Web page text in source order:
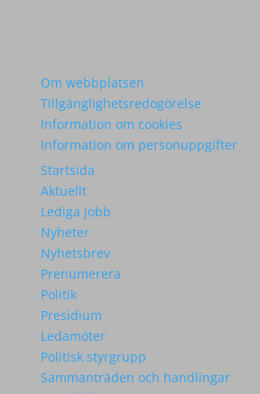
Om webbplatsen
Tillgänglighetsredogörelse
Information om cookies
Information om personuppgifter
Startsida
Aktuellt
Lediga jobb
Nyheter
Nyhetsbrev
Prenumerera
Politik
Presidium
Ledamöter
Politisk styrgrupp
Sammanträden och handlingar